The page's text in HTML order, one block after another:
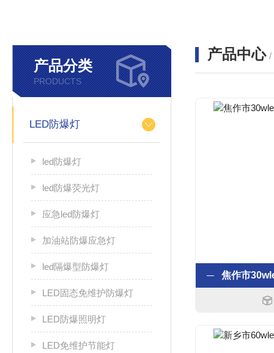
产品分类
PRODUCTS
LED防爆灯
led防爆灯
led防爆荧光灯
应急led防爆灯
加油站防爆应急灯
led隔爆型防爆灯
LED固态免维护防爆灯
LED防爆照明灯
LED免维护节能灯
产品中心 /